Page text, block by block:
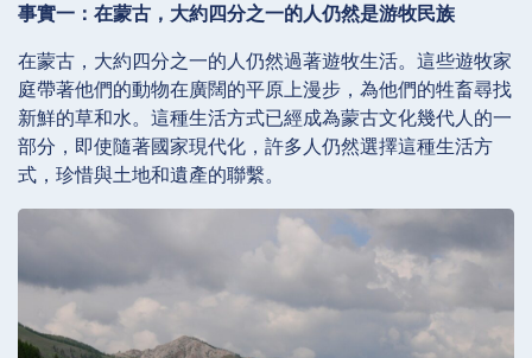
事實一：在蒙古，大約四分之一的人仍然是游牧民族
在蒙古，大約四分之一的人仍然過著遊牧生活。這些遊牧家
庭帶著他們的動物在廣闊的平原上漫步，為他們的牲畜尋找
新鮮的草和水。這種生活方式已經成為蒙古文化幾代人的一
部分，即使隨著國家現代化，許多人仍然選擇這種生活方
式，珍惜與土地和遺產的聯繫。